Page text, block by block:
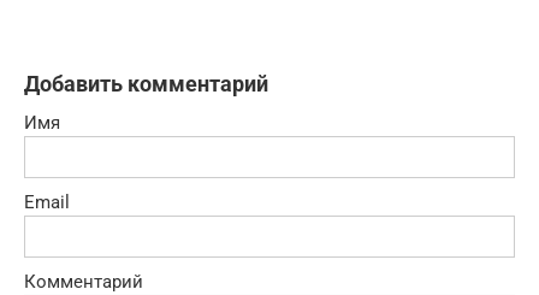
Добавить комментарий
Имя
Email
Комментарий